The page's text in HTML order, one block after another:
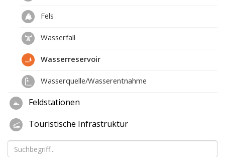
Fels
Wasserfall
Wasserreservoir
Wasserquelle/Wasserentnahme
Feldstationen
Touristische Infrastruktur